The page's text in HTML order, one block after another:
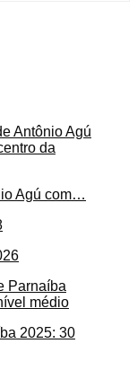
Agú com…
2025: 30